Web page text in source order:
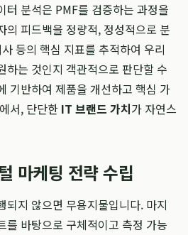
터 분석은 PMF를 검증하는 과정을
의 피드백을 정량적, 정성적으로 분
등의 핵심 지표를 추적하여 우리
하는 것인지 객관적으로 판단할 수
기반하여 제품을 개선하고 핵심 가
서, 단단한 IT 브랜드 가치가 자연스
마케팅 전략 수립
되지 않으면 무용지물입니다. 마지
를 바탕으로 구체적이고 측정 가능